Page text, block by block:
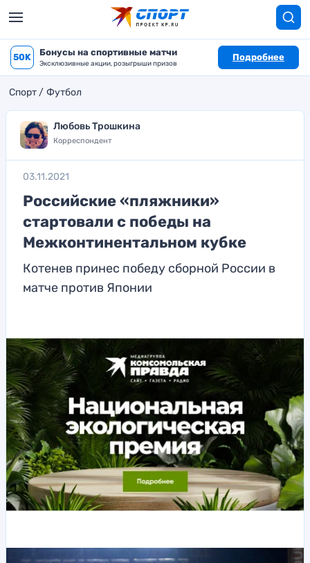
50K Бонусы на спортивные матчи
Эксклюзивные акции, розыгрыши призов
Подробнее
Спорт Футбол
Любовь Трошкина
Корреспондент
03.11.2021
Российские «пляжники»
стартовали с победы на
Межконтинентальном кубке
Котенев принес победу сборной России в
матче против Японии